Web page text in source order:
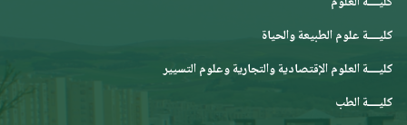
كليــــة علوم الطبيعة والحياة
كليــــة العلوم الإقتصادية والتجارية وعلوم التسيير
كليــــة الطب